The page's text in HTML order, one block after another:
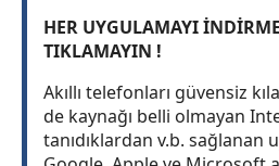
HER UYGULAMAYI
TIKLAMAYIN !
Akıllı telefonları güvensiz
de kaynağı belli olmayan
tanıdıklardan v.b. sağlanan